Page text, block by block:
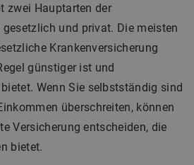
zwei Hauptarten der
und privat. Die meisten
Krankenversicherung
günstiger ist und
Wenn Sie selbstständig sind
überschreiten, können
Versicherung entscheiden, die
bietet.